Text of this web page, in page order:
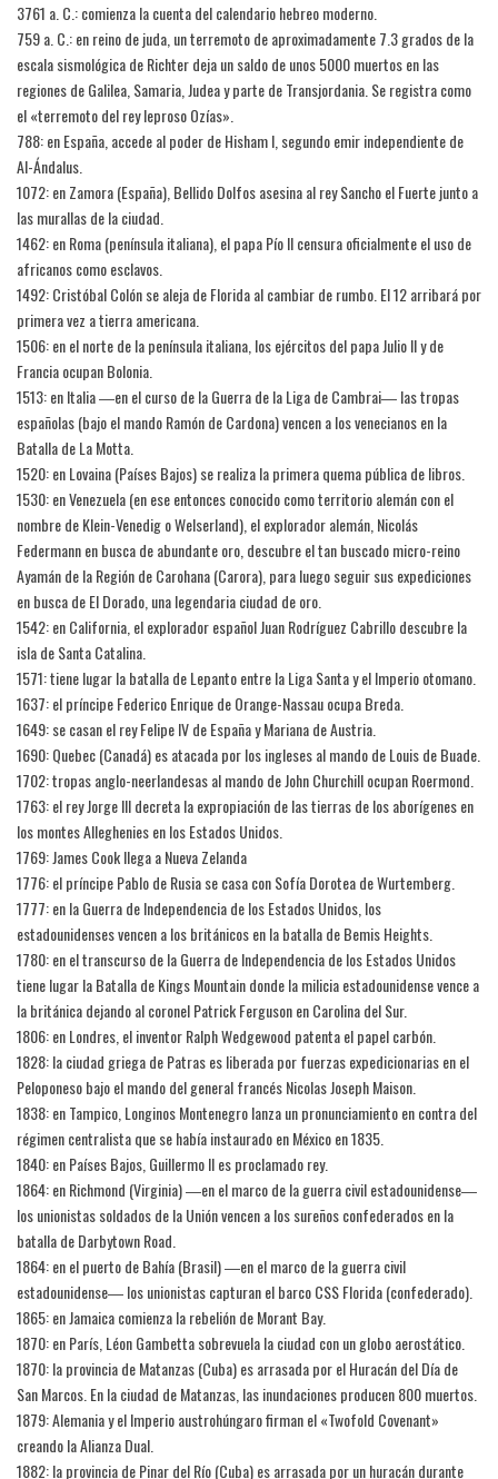
3761 a. C.: comienza la cuenta del calendario hebreo moderno.
759 a. C.: en reino de juda, un terremoto de aproximadamente 7.3 grados de la
escala sismológica de Richter deja un saldo de unos 5000 muertos en las
regiones de Galilea, Samaria, Judea y parte de Transjordania. Se registra como
el «terremoto del rey leproso Ozías».
788: en España, accede al poder de Hisham I, segundo emir independiente de
Al-Ándalus.
1072: en Zamora (España), Bellido Dolfos asesina al rey Sancho el Fuerte junto a
las murallas de la ciudad.
1462: en Roma (península italiana), el papa Pío II censura oficialmente el uso de
africanos como esclavos.
1492: Cristóbal Colón se aleja de Florida al cambiar de rumbo. El 12 arribará por
primera vez a tierra americana.
1506: en el norte de la península italiana, los ejércitos del papa Julio II y de
Francia ocupan Bolonia.
1513: en Italia ―en el curso de la Guerra de la Liga de Cambrai― las tropas
españolas (bajo el mando Ramón de Cardona) vencen a los venecianos en la
Batalla de La Motta.
1520: en Lovaina (Países Bajos) se realiza la primera quema pública de libros.
1530: en Venezuela (en ese entonces conocido como territorio alemán con el
nombre de Klein-Venedig o Welserland), el explorador alemán, Nicolás
Federmann en busca de abundante oro, descubre el tan buscado micro-reino
Ayamán de la Región de Carohana (Carora), para luego seguir sus expediciones
en busca de El Dorado, una legendaria ciudad de oro.
1542: en California, el explorador español Juan Rodríguez Cabrillo descubre la
isla de Santa Catalina.
1571: tiene lugar la batalla de Lepanto entre la Liga Santa y el Imperio otomano.
1637: el príncipe Federico Enrique de Orange-Nassau ocupa Breda.
1649: se casan el rey Felipe IV de España y Mariana de Austria.
1690: Quebec (Canadá) es atacada por los ingleses al mando de Louis de Buade.
1702: tropas anglo-neerlandesas al mando de John Churchill ocupan Roermond.
1763: el rey Jorge III decreta la expropiación de las tierras de los aborígenes en
los montes Alleghenies en los Estados Unidos.
1769: James Cook llega a Nueva Zelanda
1776: el príncipe Pablo de Rusia se casa con Sofía Dorotea de Wurtemberg.
1777: en la Guerra de Independencia de los Estados Unidos, los
estadounidenses vencen a los británicos en la batalla de Bemis Heights.
1780: en el transcurso de la Guerra de Independencia de los Estados Unidos
tiene lugar la Batalla de Kings Mountain donde la milicia estadounidense vence a
la británica dejando al coronel Patrick Ferguson en Carolina del Sur.
1806: en Londres, el inventor Ralph Wedgewood patenta el papel carbón.
1828: la ciudad griega de Patras es liberada por fuerzas expedicionarias en el
Peloponeso bajo el mando del general francés Nicolas Joseph Maison.
1838: en Tampico, Longinos Montenegro lanza un pronunciamiento en contra del
régimen centralista que se había instaurado en México en 1835.
1840: en Países Bajos, Guillermo II es proclamado rey.
1864: en Richmond (Virginia) ―en el marco de la guerra civil estadounidense―
los unionistas soldados de la Unión vencen a los sureños confederados en la
batalla de Darbytown Road.
1864: en el puerto de Bahía (Brasil) ―en el marco de la guerra civil
estadounidense― los unionistas capturan el barco CSS Florida (confederado).
1865: en Jamaica comienza la rebelión de Morant Bay.
1870: en París, Léon Gambetta sobrevuela la ciudad con un globo aerostático.
1870: la provincia de Matanzas (Cuba) es arrasada por el Huracán del Día de
San Marcos. En la ciudad de Matanzas, las inundaciones producen 800 muertos.
1879: Alemania y el Imperio austrohúngaro firman el «Twofold Covenant»
creando la Alianza Dual.
1882: la provincia de Pinar del Río (Cuba) es arrasada por un huracán durante